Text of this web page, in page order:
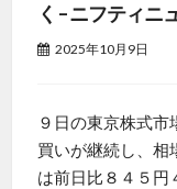
く – ニフティニ
2025年10月9日
９日の東京株式
買いが継続し、相
は前日比８４５円